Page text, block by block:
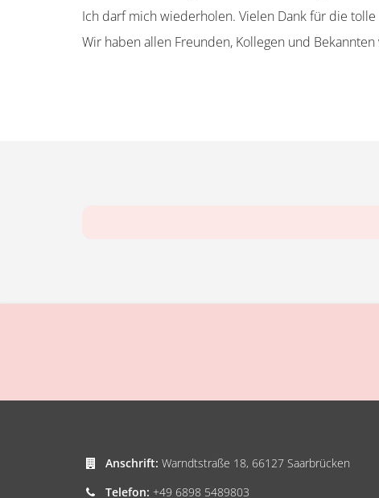
Ich darf mich wiederholen. Vielen Dank für die
Wir haben allen Freunden, Kollegen und
Anschrift: Warndtstraße 18, 66127 Saarbrücken
Telefon: +49 6898 5489803